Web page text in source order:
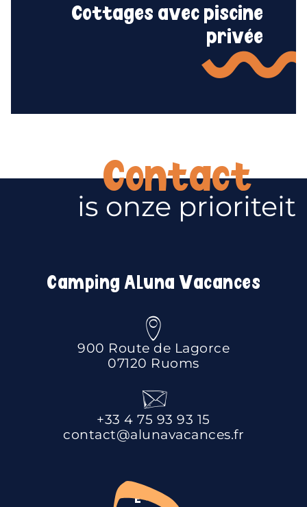
Cottages avec piscine
privée
Contact
is onze prioriteit
Camping Aluna Vacances
900 Route de Lagorce
07120 Ruoms
+33 4 75 93 93 15
contact@alunavacances.fr
E